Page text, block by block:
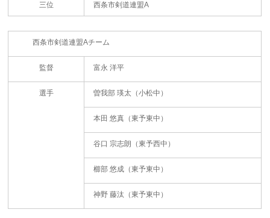
三位 西条市剣道連盟A
西条市剣道連盟Aチーム
監督 富永 洋平
選手 曽我部 瑛太（小松中）
本田 悠真（東予東中）
谷口 宗志朗（東予西中）
櫛部 悠成（東予東中）
神野 藤汰（東予東中）